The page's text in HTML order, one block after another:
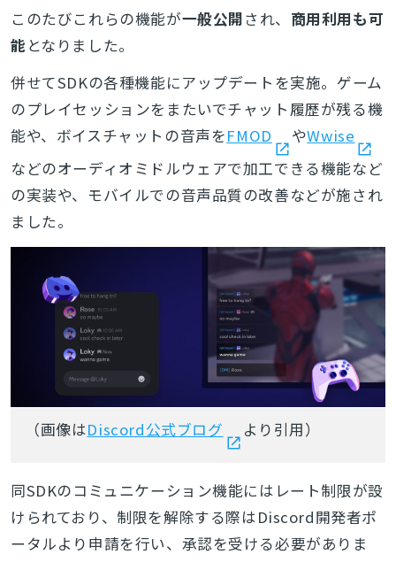
このたびこれらの機能が一般公開され、 商用利用も可
能 となりました。
併せてSDKの各種機能にアップデートを実施。ゲーム
のプレイセッションをまたいでチャット履歴が残る機
能や、ボイスチャットの音声をFMOD やWwise
などのオーディオミドルウェアで加工できる機能など
の実装や、モバイルでの音声品質の改善などが施され
ました。
（画像はDiscord公式ブログ より引用）
同SDKのコミュニケーション機能にはレート制限が設
けられており、制限を解除する際はDiscord開発者ポ
ータルより申請を行い、承認を受ける必要がありま